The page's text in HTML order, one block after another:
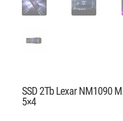
SSD 2Tb Lexar NM1090
5×4